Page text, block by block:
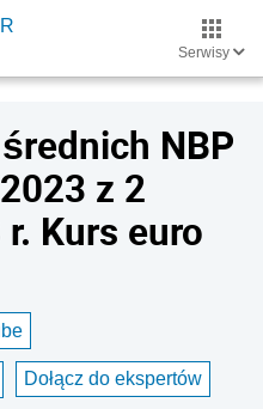
Serwisy
NBP
z 2
Kurs euro
Dołącz do ekspertów